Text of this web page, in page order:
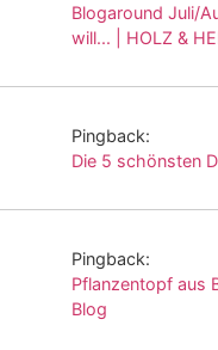
Blogaround Juli/
will... | HOLZ &
Pingback:
Die 5 schönsten
Pingback:
Pflanzentopf aus
Blog